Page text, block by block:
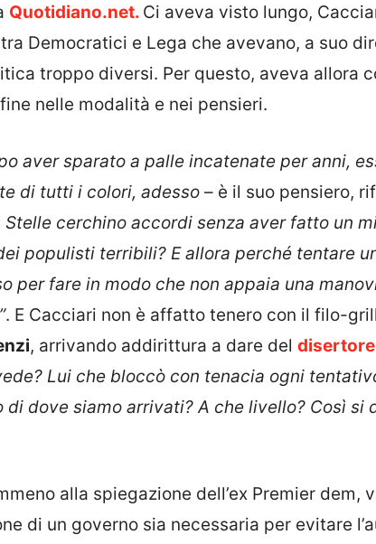
Quotidiano.net. Ci aveva visto lungo,
Democratici e Lega che avevano, a suo
troppo diversi. Per questo, aveva allora
nelle modalità e nei pensieri.
aver sparato a palle incatenate per anni,
di tutti i colori, adesso – è il suo pensiero,
Stelle cerchino accordi senza aver fatto un
populisti terribili? E allora perché tentare
per fare in modo che non appaia una
. E Cacciari non è affatto tenero con il filo-
, arrivando addirittura a dare del
Lui che bloccò con tenacia ogni
dove siamo arrivati? A che livello? Così si
alla spiegazione dell’ex Premier dem,
di un governo sia necessaria per evitare